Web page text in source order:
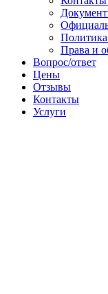
Права и
Вопрос/ответ
Цены
Отзывы
Контакты
Услуги